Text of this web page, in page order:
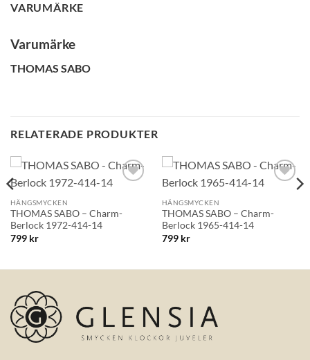
VARUMÄRKE
Varumärke
THOMAS SABO
RELATERADE PRODUKTER
HÄNGSMYCKEN
THOMAS SABO – Charm-
Berlock 1972-414-14
799 kr
HÄNGSMYCKEN
THOMAS SABO – Charm-
Berlock 1965-414-14
799 kr
Bli medlem idag och få 10% rabatt på ditt första köp
Mobilnummer
BLI MEDLEM